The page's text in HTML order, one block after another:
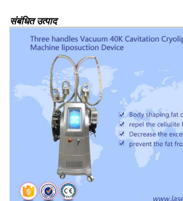
संबंधित उत्पाद